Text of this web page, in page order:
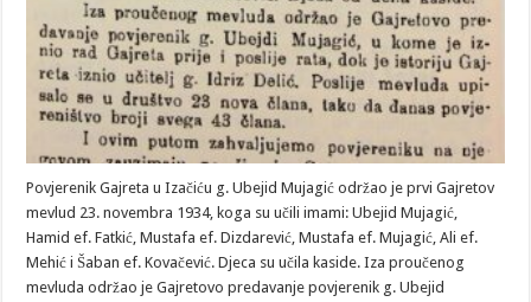
Povjerenik Gajreta u Izačiću g. Ubejid Mujagić održao je prvi Gajretov
mevlud 23. novembra 1934, koga su učili imami: Ubejid Mujagić,
Hamid ef. Fatkić, Mustafa ef. Dizdarević, Mustafa ef. Mujagić, Ali ef.
Mehić i Šaban ef. Kovačević. Djeca su učila kaside. Iza proučenog
mevluda održao je Gajretovo predavanje povjerenik g. Ubejid